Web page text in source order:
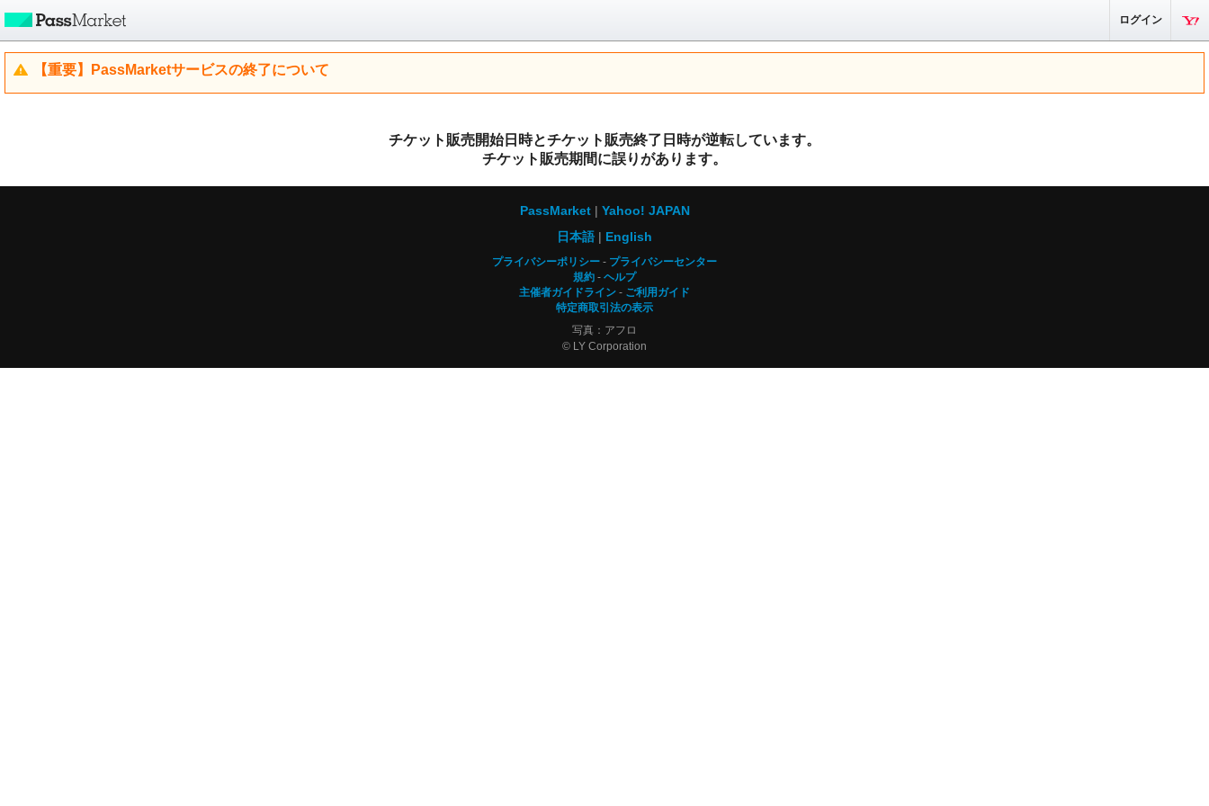
ログイン
【重要】PassMarketサービスの終了について
チケット販売開始日時とチケット販売終了日時が逆転しています。
チケット販売期間に誤りがあります。
PassMarket
Yahoo! JAPAN
日本語
English
プライバシーポリシー
プライバシーセンター
規約
ヘルプ
主催者ガイドライン
ご利用ガイド
特定商取引法の表示
写真：アフロ
© LY Corporation